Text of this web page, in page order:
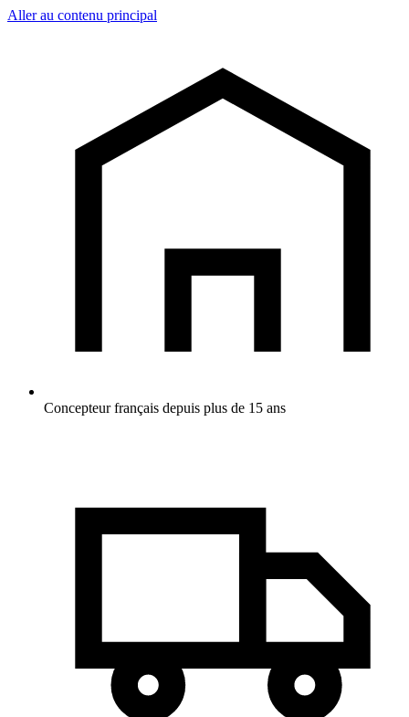
Aller au contenu principal
Concepteur français depuis plus de 15 ans